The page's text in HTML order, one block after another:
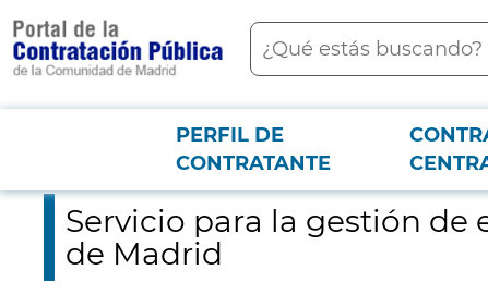
contenido
principal
Buscar
Menú PCON
PERFIL DE
CONTRATANTE
Servicio para la gestión de escuelas infantiles 2-5-5 de
Servicio para la gestión
de Madrid